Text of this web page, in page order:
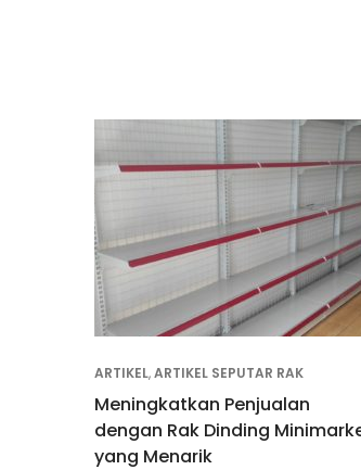
ARTIKEL,ARTIKEL SEPUTAR RAK
Meningkatkan Penjualan
dengan Rak Dinding
yang Menarik